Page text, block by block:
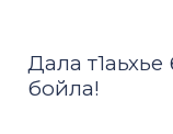
Дала
бойла!